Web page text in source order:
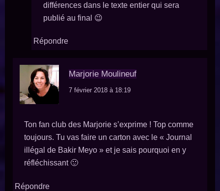
différences dans le texte entier qui sera
publié au final 😉
Répondre
Marjorie Moulineuf
7 février 2018 à 18:19
Ton fan club des Marjorie s’exprime ! Top comme
toujours. Tu vas faire un carton avec le « Journal
illégal de Bakir Meyo » et je sais pourquoi en y
réfléchissant 🙂
Répondre